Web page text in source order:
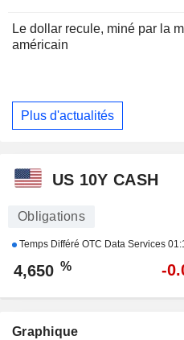
Le dollar recule, miné par la
américain
Plus d'actualités
US 10Y CASH
Obligations
Temps Différé OTC Data Services
4,650 % -
Graphique